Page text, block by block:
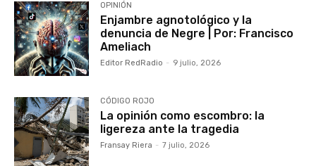
OPINIÓN
Enjambre agnotológico y la
denuncia de Negre | Por: Francisco
Ameliach
Editor RedRadio - 9 julio, 2026
CÓDIGO ROJO
La opinión como escombro: la
ligereza ante la tragedia
Fransay Riera - 7 julio, 2026